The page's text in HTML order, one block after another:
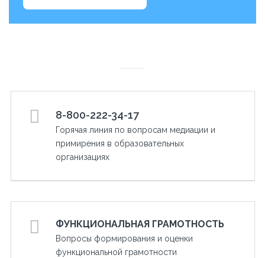
8-800-222-34-17
Горячая линия по вопросам медиации и
примирения в образовательных
организациях
ФУНКЦИОНАЛЬНАЯ ГРАМОТНОСТЬ
Вопросы формирования и оценки
функциональной грамотности